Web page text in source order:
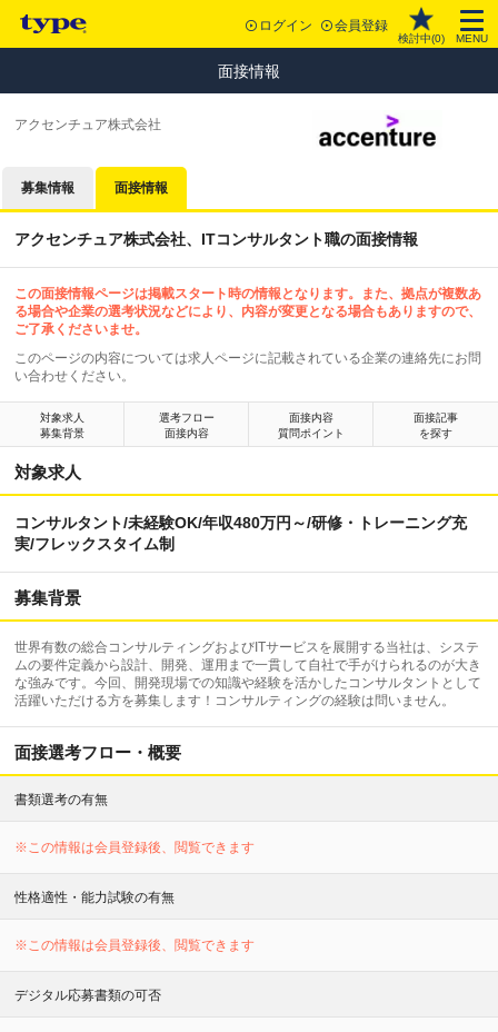
ログイン 会員登録
検討中(0) MENU
面接情報
アクセンチュア株式会社
募集情報 面接情報
アクセンチュア株式会社、ITコンサルタント職の面接情報
この面接情報ページは掲載スタート時の情報となります。また、拠点が複数あ
る場合や企業の選考状況などにより、内容が変更となる場合もありますので、
ご了承くださいませ。
このページの内容については求人ページに記載されている企業の連絡先にお問
い合わせください。
対象求人
募集背景
選考フロー
面接内容
面接内容
質問ポイント
面接記事
を探す
対象求人
コンサルタント/未経験OK/年収480万円～/研修・トレーニング充
実/フレックスタイム制
募集背景
世界有数の総合コンサルティングおよびITサービスを展開する当社は、システ
ムの要件定義から設計、開発、運用まで一貫して自社で手がけられるのが大き
な強みです。今回、開発現場での知識や経験を活かしたコンサルタントとして
活躍いただける方を募集します！コンサルティングの経験は問いません。
面接選考フロー・概要
書類選考の有無
※この情報は会員登録後、閲覧できます
性格適性・能力試験の有無
※この情報は会員登録後、閲覧できます
デジタル応募書類の可否